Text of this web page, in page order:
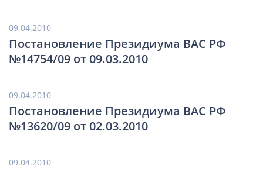
09.04.2010
Постановление Президиума ВАС РФ
№14754/09 от 09.03.2010
09.04.2010
Постановление Президиума ВАС РФ
№13620/09 от 02.03.2010
09.04.2010